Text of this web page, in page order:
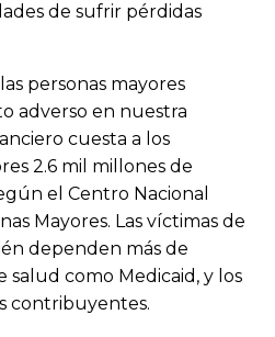
de sufrir pérdidas
personas mayores
adverso en nuestra
cuesta a los
2.6 mil millones de
el Centro Nacional
Mayores. Las víctimas de
dependen más de
salud como Medicaid, y los
contribuyentes.